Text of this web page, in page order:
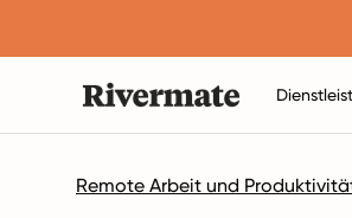
Remote Arbeit und